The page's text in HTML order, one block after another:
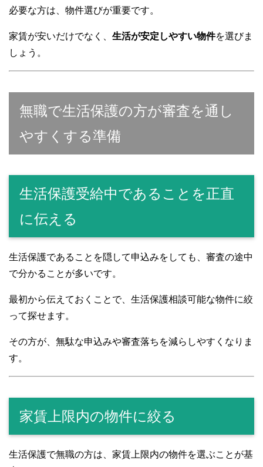
必要な方は、物件選びが重要です。
家賃が安いだけでなく、 生活が安定しやすい物件を選びま
しょう。
無職で生活保護の方が審査を通し
やすくする準備
生活保護受給中であることを正直
に伝える
生活保護であることを隠して申込みをしても、審査の途中
で分かることが多いです。
最初から伝えておくことで、生活保護相談可能な物件に絞
って探せます。
その方が、無駄な申込みや審査落ちを減らしやすくなりま
す。
家賃上限内の物件に絞る
生活保護で無職の方は、家賃上限内の物件を選ぶことが基